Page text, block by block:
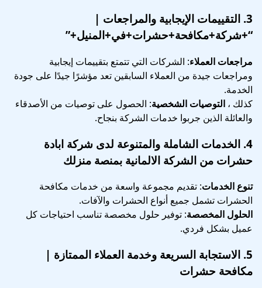
3. التقييمات الإيجابية والمراجعات |
“+شركة+مكافحة+حشرات+في+المنيل+”
مراجعات العملاء: الشركات التي تتمتع بتقييمات إيجابية
ومراجعات جيدة من العملاء السابقين تعد مؤشرًا جيدًا على جودة
الخدمة.
كذلك ، التوصيات الشخصية: الحصول على توصيات من الأصدقاء
والعائلة الذين جربوا خدمات الشركة بنجاح.
4. الخدمات الشاملة والمتنوعة لدى شركة ابادة
حشرات من الشركة الالمانية بمنصة منزلك
تنوع الخدمات: تقديم مجموعة واسعة من خدمات مكافحة
الحشرات تشمل جميع أنواع الحشرات والآفات.
الحلول المخصصة: توفير حلول مخصصة تناسب احتياجات كل
عميل بشكل فردي.
5. الاستجابة السريعة وخدمة العملاء الممتازة |
مكافحة حشرات